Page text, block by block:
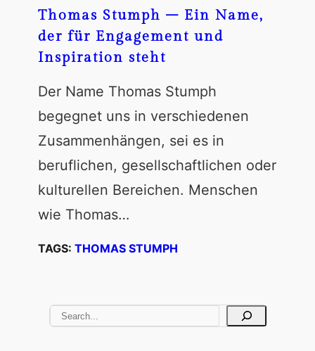
Thomas Stumph – Ein Name,
der für Engagement und
Inspiration steht
Der Name Thomas Stumph
begegnet uns in verschiedenen
Zusammenhängen, sei es in
beruflichen, gesellschaftlichen oder
kulturellen Bereichen. Menschen
wie Thomas…
TAGS: THOMAS STUMPH